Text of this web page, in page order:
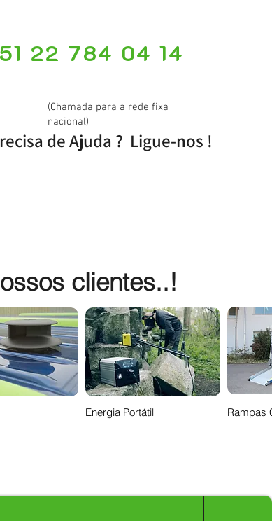
22 784 04 14
(Chamada para a rede fixa
nacional)
de Ajuda ? Ligue-nos !
clientes..!
Energia Portátil Rampas